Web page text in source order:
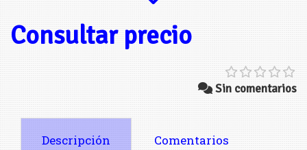
Consultar precio
Sin comentarios
Descripción Comentarios